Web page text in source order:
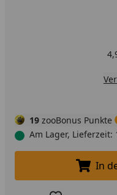
19 zooBonus Punkte
Am Lager,
In